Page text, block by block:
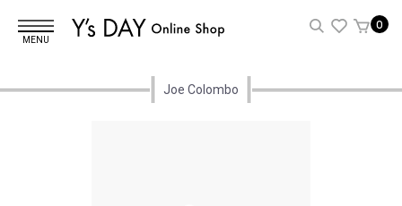
MENU
0
Joe Colombo